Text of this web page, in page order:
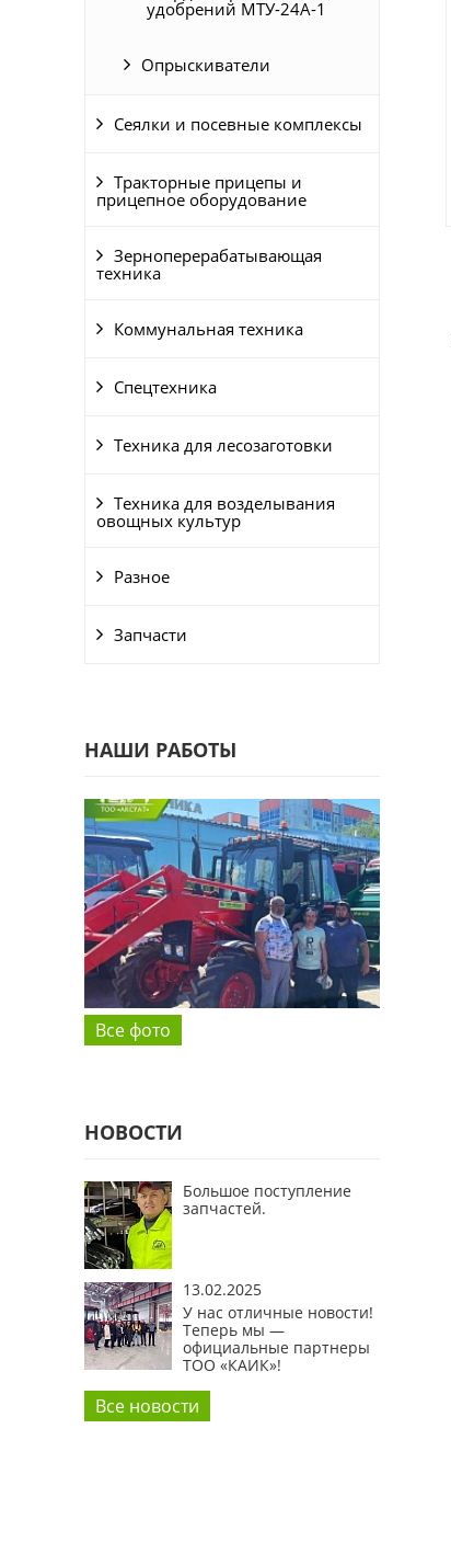
удобрений МТУ-24А-1
Опрыскиватели
Сеялки и посевные комплексы
Тракторные прицепы и
прицепное оборудование
Зерноперерабатывающая
техника
Коммунальная техника
Спецтехника
Техника для лесозаготовки
Техника для возделывания
овощных культур
Разное
Запчасти
НАШИ РАБОТЫ
Все фото
НОВОСТИ
Большое поступление
запчастей.
13.02.2025
У нас отличные новости!
Теперь мы —
официальные партнеры
ТОО «КАИК»!
Все новости